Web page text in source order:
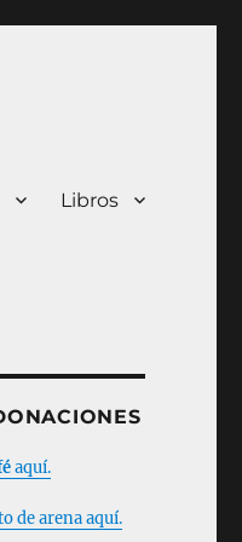
Libros
aquí.
de arena aquí.